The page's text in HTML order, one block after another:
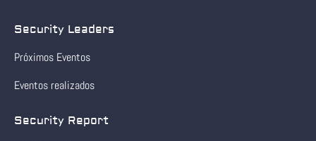
Security Leaders
Próximos Eventos
Eventos realizados
Security Report